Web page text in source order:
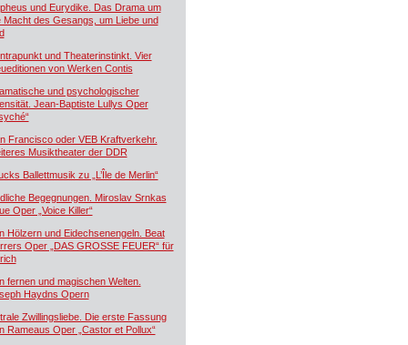
und Eurydike. Das Drama um
Macht des Gesangs, um Liebe und
und Theaterinstinkt. Vier
von Werken Contis
und psychologischer
Jean-Baptiste Lullys Oper
Francisco oder VEB Kraftverkehr.
Musiktheater der DDR
Ballettmusik zu „L’Île de Merlin“
Begegnungen. Miroslav Srnkas
Oper „Voice Killer“
Hölzern und Eidechsenengeln. Beat
Oper „DAS GROSSE FEUER“ für
fernen und magischen Welten.
Haydns Opern
Zwillingsliebe. Die erste Fassung
Rameaus Oper „Castor et Pollux“